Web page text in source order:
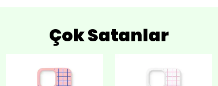
Çok Satanlar